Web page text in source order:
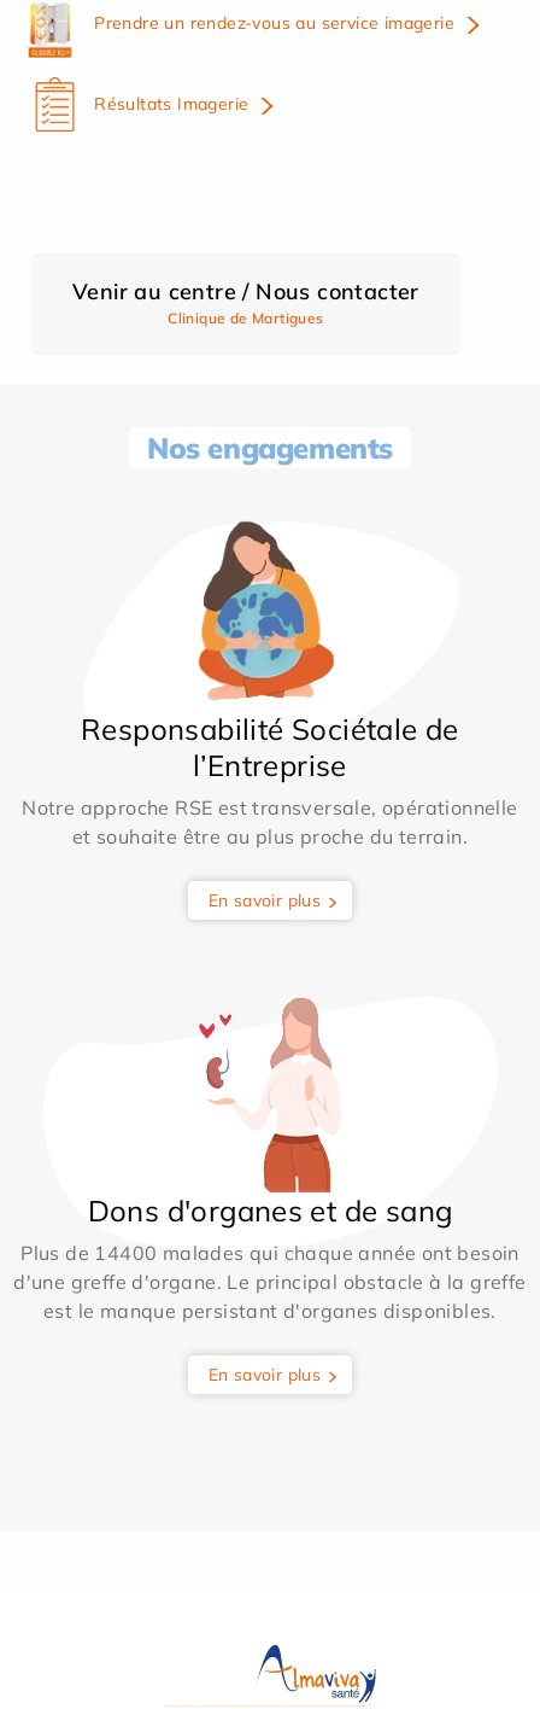
Prendre un rendez-vous au service imagerie
Résultats Imagerie
Venir au centre / Nous contacter
Clinique de Martigues
Nos engagements
Responsabilité Sociétale de
l’Entreprise
Notre approche RSE est transversale, opérationnelle
et souhaite être au plus proche du terrain.
En savoir plus
Dons d'organes et de sang
Plus de 14400 malades qui chaque année ont besoin
d'une greffe d'organe. Le principal obstacle à la greffe
est le manque persistant d'organes disponibles.
En savoir plus